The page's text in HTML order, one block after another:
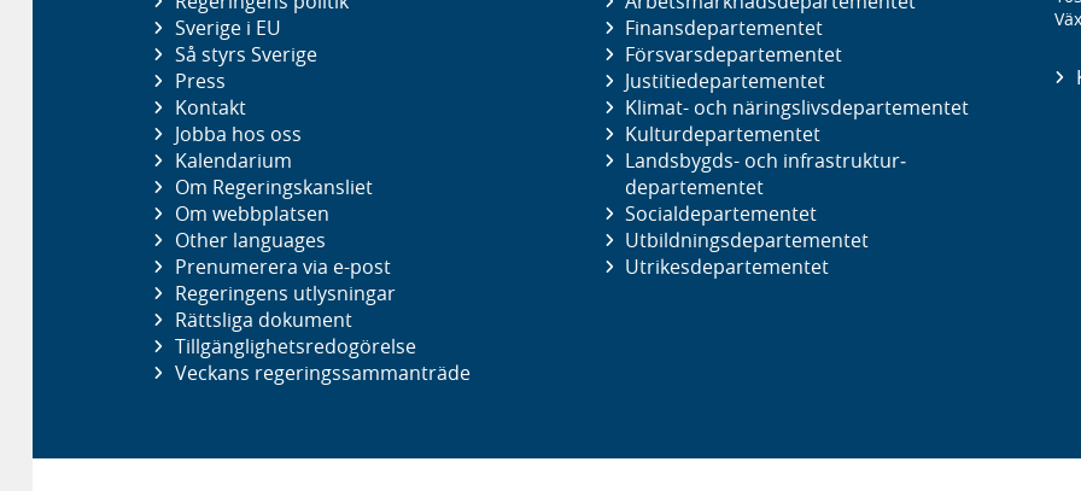
Sverige i EU
Så styrs Sverige
Press
Kontakt
Jobba hos oss
Kalendarium
Om Regeringskansliet
Om webbplatsen
Other languages
Prenumerera via e-post
Regeringens utlysningar
Rättsliga dokument
Tillgänglighetsredogörelse
Veckans regeringssammanträde
Finans­departementet
Försvars­departementet
Justitie­departementet
Klimat- och näringslivs­departementet
Kultur­departementet
Landsbygds- och infrastruktur­
departementet
Social­departementet
Utbildnings­departementet
Utrikes­departementet